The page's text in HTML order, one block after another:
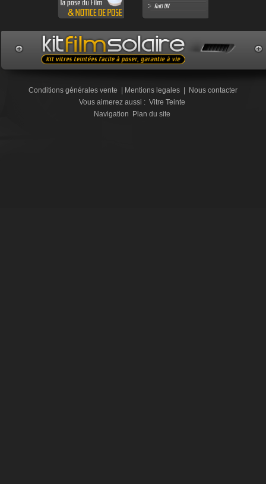
Conditions générales vente | Mentions legales | Nous contacter
Vous aimerez aussi : Vitre Teinte
Navigation Plan du site